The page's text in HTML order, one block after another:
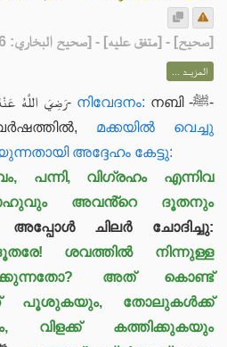
[صحيح] - [متفق عليه] - [صحيح البخاري: 2236]
المزيــد ...
ജാബിർ ബ്നു അബ്ദില്ല -رَضِيَ اللَّهُ عَنْهُ-നിവേദനം: നബി -ﷺ-
മക്കയിൽ വെച്ചു
അദ്ദേഹം കേട്ടു:
പന്നി, വിഗ്രഹം എന്നിവ
അവൻ്റെ ദൂതനും
അപ്പോൾ ചിലർ ചോദിച്ചു:
ശവത്തിൽ നിന്നുള്ള
അത് കൊണ്ട്
പൂശുകയും, തോലുകൾക്ക്
വിളക്ക് കത്തിക്കുകയും